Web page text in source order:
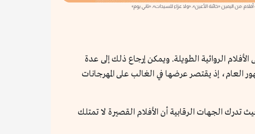
أفلام: من اليمين «خائنة الأعين»، «ولا عزاء للسيدات»، «تاني يوم»
الروائية الطويلة. ويمكن إرجاع ذلك إلى عدة
العام، إذ يقتصر عرضها في الغالب على المهرجانات
تدرك الجهات الرقابية أن الأفلام القصيرة لا تمتلك